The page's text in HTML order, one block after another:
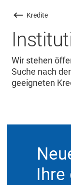
Kredite
Wir stehen
Suche nach
geeigneten
Ihre